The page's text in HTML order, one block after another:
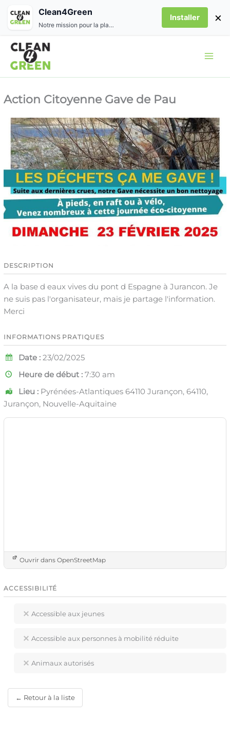
Action Citoyenne Gave de Pau
DESCRIPTION
A la base d eaux vives du pont d Espagne à Jurancon. Je
ne suis pas l'organisateur, mais je partage l'information.
Merci
INFORMATIONS PRATIQUES
Date : 23/02/2025
Heure de début : 7:30 am
Lieu : Pyrénées-Atlantiques 64110 Jurançon, 64110,
Jurançon, Nouvelle-Aquitaine
Ouvrir dans OpenStreetMap
ACCESSIBILITÉ
Accessible aux jeunes
Accessible aux personnes à mobilité réduite
Animaux autorisés
← Retour à la liste
Clean4Green
Notre mission pour la planète
Installer ×